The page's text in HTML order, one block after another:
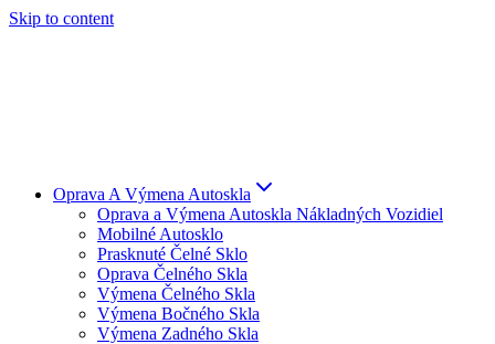
Skip to content
Oprava A Výmena Autoskla
Oprava a Výmena Autoskla Nákladných Vozidiel
Mobilné Autosklo
Prasknuté Čelné Sklo
Oprava Čelného Skla
Výmena Čelného Skla
Výmena Bočného Skla
Výmena Zadného Skla